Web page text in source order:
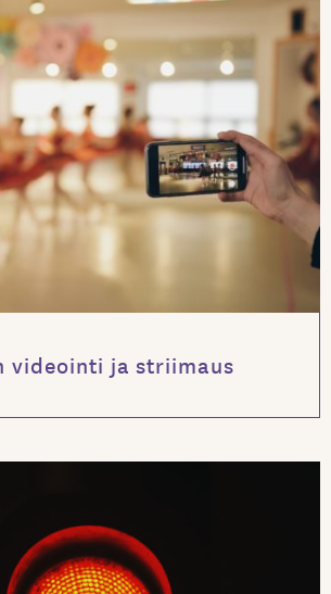
videointi ja striimaus